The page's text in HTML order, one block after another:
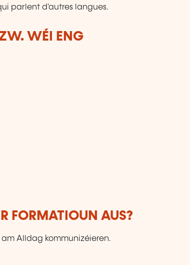
parlent d'autres langues.
WÉI ENG
FORMATIOUN AUS?
Alldag kommunizéieren.